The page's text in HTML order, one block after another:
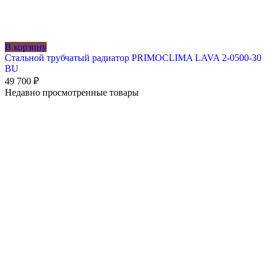
В корзину
Стальной трубчатый радиатор PRIMOCLIMA LAVA 2-0500-30
BU
49 700 ₽
Недавно просмотренные товары